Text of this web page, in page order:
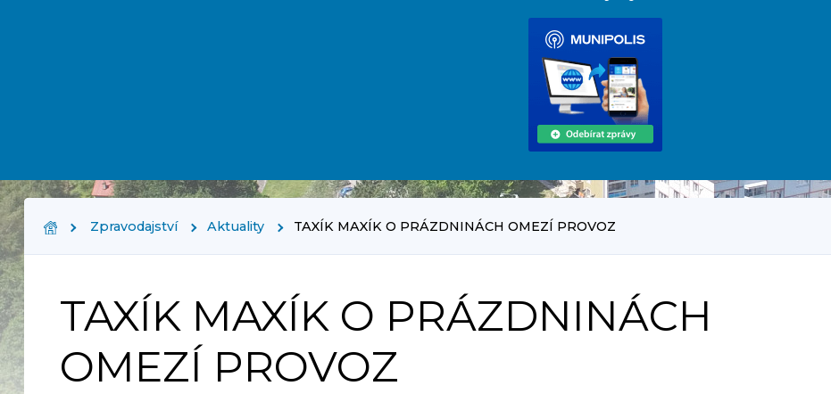
Zpravodajství Aktuality TAXÍK MAXÍK O PRÁZDNINÁCH OMEZÍ PROVOZ
TAXÍK MAXÍK O PRÁZDNINÁCH
OMEZÍ PROVOZ